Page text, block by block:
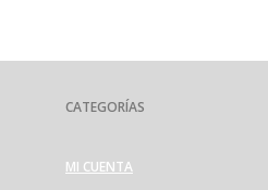
CATEGORÍAS
MI CUENTA